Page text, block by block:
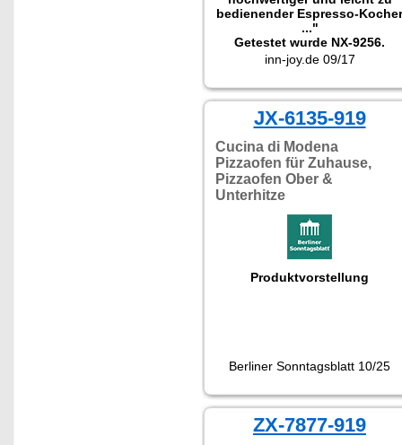
bedienender Espresso-Kocher
..."
Getestet wurde NX-9256.
inn-joy.de 09/17
JX-6135-919
Cucina di Modena
Pizzaofen für Zuhause,
Pizzaofen Ober &
Unterhitze
Produktvorstellung
Berliner Sonntagsblatt 10/25
ZX-7877-919